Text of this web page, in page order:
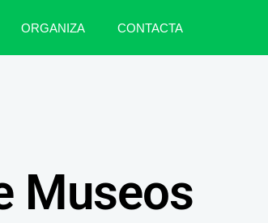
ORGANIZA CONTACTA
Museos